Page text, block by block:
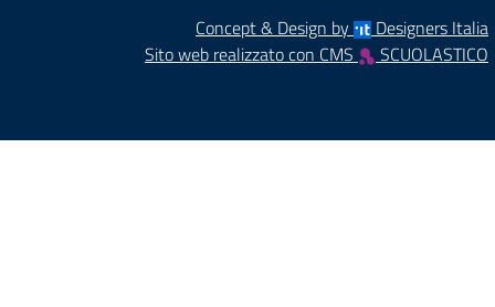
Concept & Design by
Designers Italia
Sito web realizzato con CMS
SCUOLASTICO